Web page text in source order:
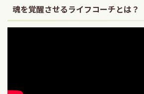
魂を覚醒させるライフコーチとは？